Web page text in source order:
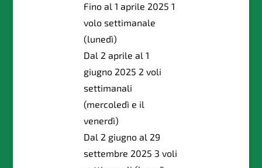
Fino al 1 aprile 2025 1
volo settimanale
(lunedì)
Dal 2 aprile al 1
giugno 2025 2 voli
settimanali
(mercoledì e il
venerdì)
Dal 2 giugno al 29
settembre 2025 3 voli